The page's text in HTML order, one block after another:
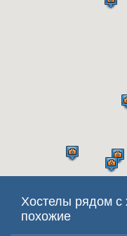
Хостелы рядом с
похожие